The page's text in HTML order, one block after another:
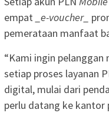
empat _e-voucher_
pemerataan manfaat
“Kami ingin pelanggan
setiap proses layanan
digital, mulai dari
perlu datang ke kantor